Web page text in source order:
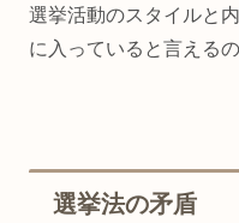
選挙活動のスタイルと
に入っていると言える
選挙法の矛盾